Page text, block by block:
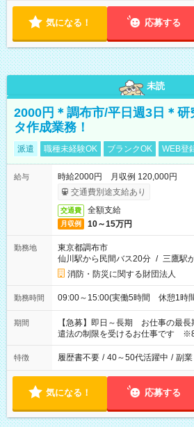
気になる！ 応募する
未読
2000円＊調布市/平日週3日＊
タ作成業務！
派遣 職種未経験OK ブランクOK WEB登
給与
時給2000円 月収例 120,000円
交通費別途支給あり
交通費 全額支給
月収例 10～15万円
勤務地
東京都調布市
仙川駅から民間バス20分 / 三鷹駅
消防・防災に関する財団法人
勤務時間 09:00～15:00(実働5時間 休憩1時
期間
【急募】即日～長期 お仕事の最
遣法の制限を受けるお仕事です ※8
特徴 履歴書不要 / 40～50代活躍中 / 副
気になる！ 応募する